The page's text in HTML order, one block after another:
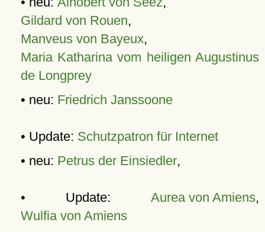
Gildard von Rouen,
Manveus von Bayeux,
Maria Katharina vom heiligen Augustinus
de Longprey
• neu: Friedrich Janssoone
• Update: Schutzpatron für Internet
• neu: Petrus der Einsiedler,
• Update: Aurea von Amiens,
Wulfia von Amiens